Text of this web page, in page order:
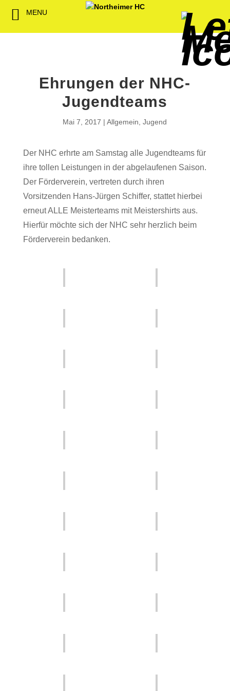
Ehrungen der NHC-
Jugendteams
Mai 7, 2017 Allgemein ,Jugend
Der NHC erhrte am Samstag alle Jugendteams für
ihre tollen Leistungen in der abgelaufenen Saison.
Der Förderverein, vertreten durch ihren
Vorsitzenden Hans-Jürgen Schiffer, stattet hierbei
erneut ALLE Meisterteams mit Meistershirts aus.
Hierfür möchte sich der NHC sehr herzlich beim
Förderverein bedanken.
MENU
Back Back
1. Herren
2. Herren
1. Damen
Back
Weibliche
Jugend
Spielbetrieb
Back
NHC
Back
Spieltagssponsoren
Jobbörse
Hallenheft
Back
Back Back
Vorstand
Satzung
FWD
Back
Back
Download
Kooperationen
Termine
Intern
Back